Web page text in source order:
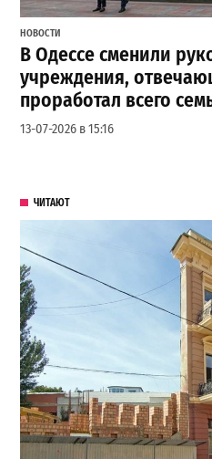
НОВОСТИ
В Одессе сменили
учреждения,
проработал всего
13-07-2026 в 15:16
ЧИТАЮТ